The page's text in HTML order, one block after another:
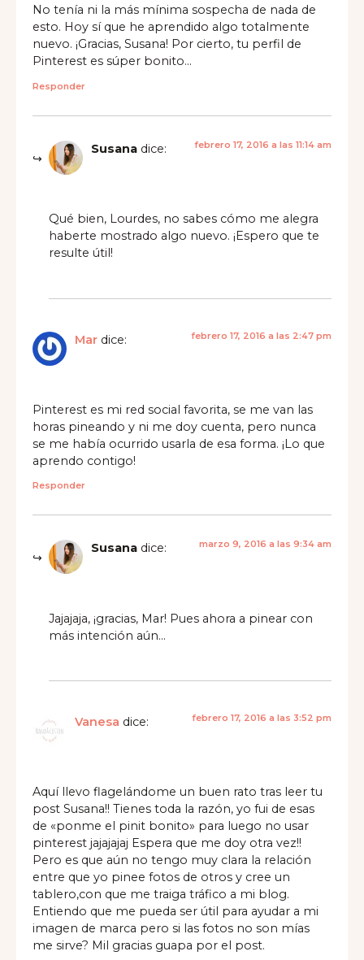
No tenía ni la más mínima sospecha de nada de
esto. Hoy sí que he aprendido algo totalmente
nuevo. ¡Gracias, Susana! Por cierto, tu perfil de
Pinterest es súper bonito…
Responder
Susana dice: febrero 17, 2016 a las 11:14 am
Qué bien, Lourdes, no sabes cómo me alegra
haberte mostrado algo nuevo. ¡Espero que te
resulte útil!
Mar dice: febrero 17, 2016 a las 2:47 pm
Pinterest es mi red social favorita, se me van las
horas pineando y ni me doy cuenta, pero nunca
se me había ocurrido usarla de esa forma. ¡Lo que
aprendo contigo!
Responder
Susana dice: marzo 9, 2016 a las 9:34 am
Jajajaja, ¡gracias, Mar! Pues ahora a pinear con
más intención aún…
Vanesa dice: febrero 17, 2016 a las 3:52 pm
Aquí llevo flagelándome un buen rato tras leer tu
post Susana!! Tienes toda la razón, yo fui de esas
de «ponme el pinit bonito» para luego no usar
pinterest jajajajaj Espera que me doy otra vez!!
Pero es que aún no tengo muy clara la relación
entre que yo pinee fotos de otros y cree un
tablero,con que me traiga tráfico a mi blog.
Entiendo que me pueda ser útil para ayudar a mi
imagen de marca pero si las fotos no son mías
me sirve? Mil gracias guapa por el post.